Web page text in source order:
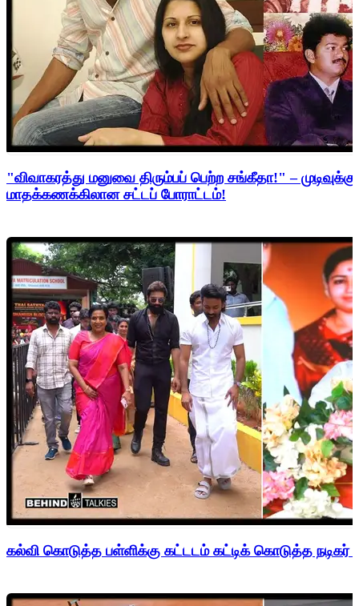
"விவாகரத்து மனுவை திரும்பப் பெற்ற சங்கீதா!" –
மாதக்கணக்கிலான சட்டப் போராட்டம்!
கல்வி கொடுத்த பள்ளிக்கு கட்டடம் கட்டிக் கொடுத்த நடிகர்